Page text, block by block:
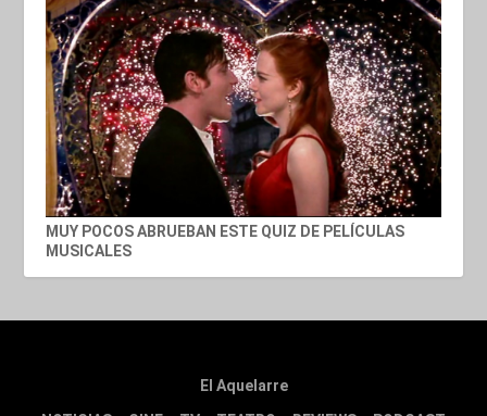
MUY POCOS ABRUEBAN ESTE QUIZ DE PELÍCULAS
MUSICALES
El Aquelarre